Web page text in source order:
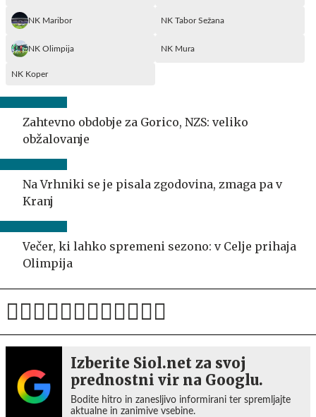
NK Maribor NK Tabor Sežana
NK Olimpija NK Mura
NK Koper
Zahtevno obdobje za Gorico, NZS: veliko
obžalovanje
Na Vrhniki se je pisala zgodovina, zmaga pa v
Kranj
Večer, ki lahko spremeni sezono: v Celje prihaja
Olimpija
Izberite Siol.net za svoj
prednostni vir na Googlu.
Bodite hitro in zanesljivo informirani ter spremljajte
aktualne in zanimive vsebine.